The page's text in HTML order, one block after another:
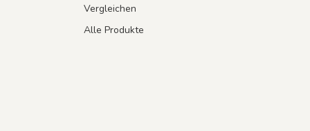
Vergleichen
Alle Produkte